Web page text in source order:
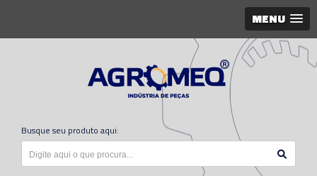
MENU
Busque seu produto aqui: